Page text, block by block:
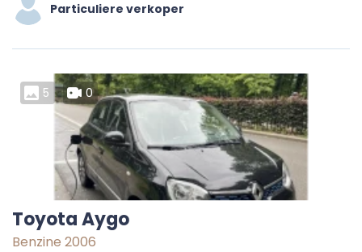
Particuliere verkoper
5 0
Toyota Aygo
Benzine 2006